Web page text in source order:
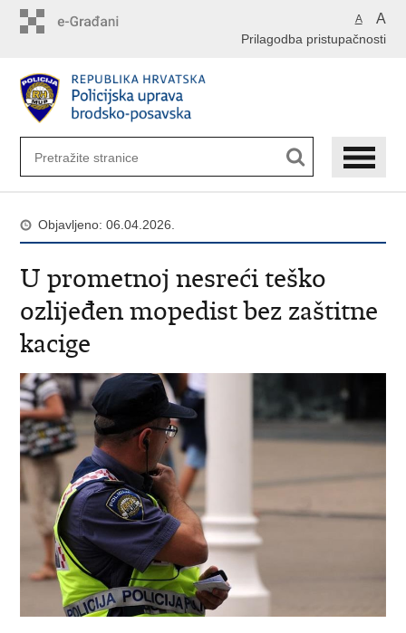
A A
Prilagodba pristupačnosti
Objavljeno: 06.04.2026.
U prometnoj nesreći teško
ozlijeđen mopedist bez zaštitne
kacige